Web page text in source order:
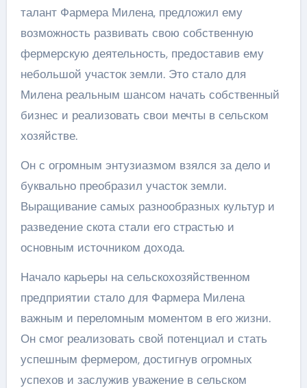
талант Фармера Милена, предложил ему
возможность развивать свою собственную
фермерскую деятельность, предоставив ему
небольшой участок земли. Это стало для
Милена реальным шансом начать собственный
бизнес и реализовать свои мечты в сельском
хозяйстве.
Он с огромным энтузиазмом взялся за дело и
буквально преобразил участок земли.
Выращивание самых разнообразных культур и
разведение скота стали его страстью и
основным источником дохода.
Начало карьеры на сельскохозяйственном
предприятии стало для Фармера Милена
важным и переломным моментом в его жизни.
Он смог реализовать свой потенциал и стать
успешным фермером, достигнув огромных
успехов и заслужив уважение в сельском